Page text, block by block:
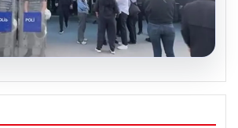
operasyon. 12
alındı